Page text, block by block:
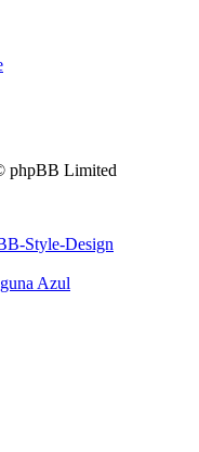
phpBB Limited
Style-Design
Azul